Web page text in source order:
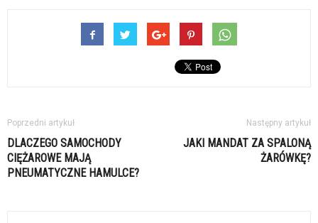
Poprzedni artykuł
DLACZEGO SAMOCHODY
CIĘŻAROWE MAJĄ
PNEUMATYCZNE HAMULCE?
Następny artykuł
JAKI MANDAT ZA SPALONĄ
ŻARÓWKĘ?